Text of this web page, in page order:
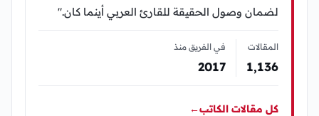
لضمان وصول الحقيقة للقارئ العربي أينما كان."
المقالات
1٬136
في الفريق منذ
2017
كل مقالات الكاتب←